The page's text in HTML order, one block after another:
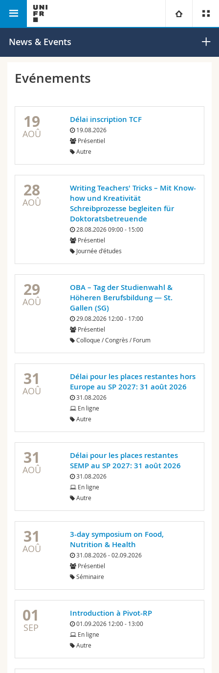
Université
Recherche
Formation continue
Droit
Sciences économiques et sociales et management
Lettres et sciences humaines
Sciences de l'éducation et de la formation
Sciences et médecine
Interfacultaire
Futurs étudiants
Médias
Chercheurs
Ressources
Annuaire du personnel
Plan d'accès
Bibliothèques
Programme des cours
Faculté des lettres et des sciences humaines Philosophie
News & Events
Evénements
19
AOÛ
Délai inscription TCF
19.08.2026
Présentiel
Autre
28
AOÛ
Writing Teachers' Tricks – Mit Know-
how und Kreativität
Schreibprozesse begleiten für
Doktoratsbetreuende
28.08.2026 09:00 - 15:00
Présentiel
Journée d'études
29
AOÛ
OBA – Tag der Studienwahl &
Höheren Berufsbildung — St.
Gallen (SG)
29.08.2026 12:00 - 17:00
Présentiel
Colloque / Congrès / Forum
31
AOÛ
Délai pour les places restantes hors
Europe au SP 2027: 31 août 2026
31.08.2026
En ligne
Autre
31
AOÛ
Délai pour les places restantes
SEMP au SP 2027: 31 août 2026
31.08.2026
En ligne
Autre
31
AOÛ
3-day symposium on Food,
Nutrition & Health
31.08.2026 - 02.09.2026
Présentiel
Séminaire
01
SEP
Introduction à Pivot-RP
01.09.2026 12:00 - 13:00
En ligne
Autre